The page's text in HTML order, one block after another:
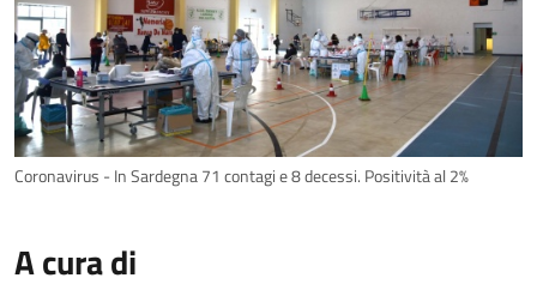
Coronavirus - In Sardegna 71 contagi e 8 decessi. Positività al 2%
A cura di